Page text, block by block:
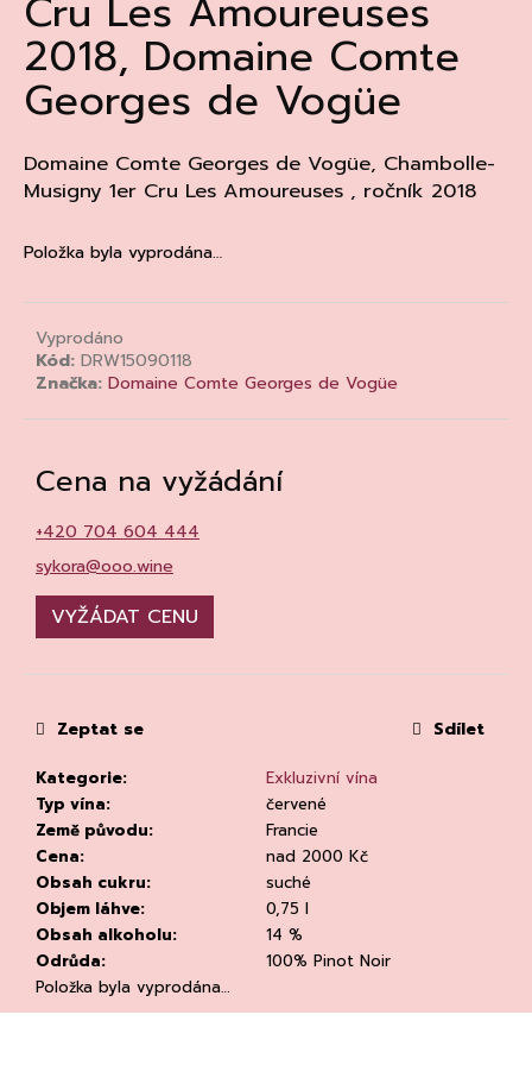
Cru Les Amoureuses
2018, Domaine Comte
Georges de Vogüe
Domaine Comte Georges de Vogüe, Chambolle-
Musigny 1er Cru Les Amoureuses , ročník 2018
Položka byla vyprodána…
Vyprodáno
Kód: DRW15090118
Značka: Domaine Comte Georges de Vogüe
Cena na vyžádání
+420 704 604 444
sykora@ooo.wine
VYŽÁDAT CENU
Kategorie:
Exkluzivní vína
Typ vína:
červené
Země původu:
Francie
Cena:
nad 2000 Kč
Obsah cukru:
suché
Objem láhve:
0,75 l
Obsah alkoholu:
14 %
Odrůda:
100% Pinot Noir
Položka byla vyprodána…
Zeptat se Sdílet
a
j
í
t
?
D
č
u
m
e
KVETNA
AURIGA
PINOT
NOIR/NEBBIOLO
502
Kč
Původně:
670